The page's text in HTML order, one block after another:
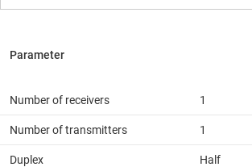
Number of receivers 1
Number of transmitters 1
Duplex Half